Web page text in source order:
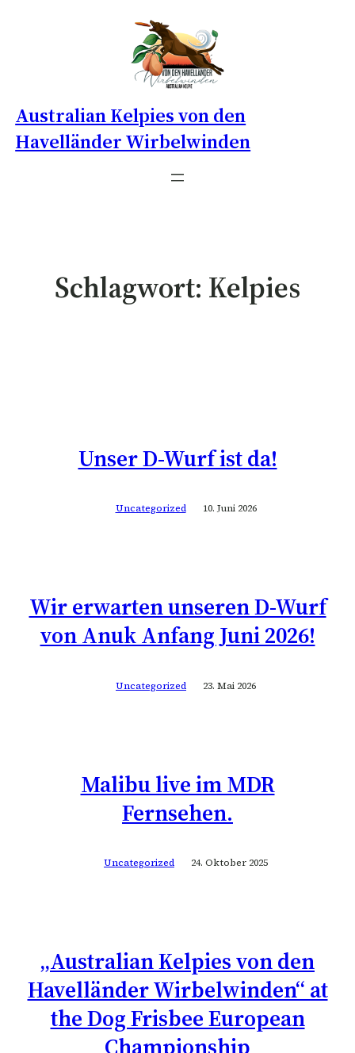
Australian Kelpies von den
Havelländer Wirbelwinden
Schlagwort: Kelpies
Unser D-Wurf ist da!
Uncategorized 10. Juni 2026
Wir erwarten unseren D-Wurf
von Anuk Anfang Juni 2026!
Uncategorized 23. Mai 2026
Malibu live im MDR
Fernsehen.
Uncategorized 24. Oktober 2025
„Australian Kelpies von den
Havelländer Wirbelwinden“ at
the Dog Frisbee European
Championship